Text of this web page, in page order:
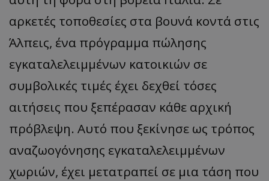
αρκετές τοποθεσίες στα βουνά κοντά στις
Άλπεις, ένα πρόγραμμα πώλησης
εγκαταλελειμμένων κατοικιών σε
συμβολικές τιμές έχει δεχθεί τόσες
αιτήσεις που ξεπέρασαν κάθε αρχική
πρόβλεψη. Αυτό που ξεκίνησε ως τρόπος
αναζωογόνησης εγκαταλελειμμένων
χωριών, έχει μετατραπεί σε μια τάση που